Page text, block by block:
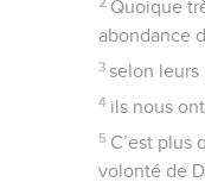
Quoique
abondance
3 selon leurs
4 ils nous
5 C’est plus
volonté de